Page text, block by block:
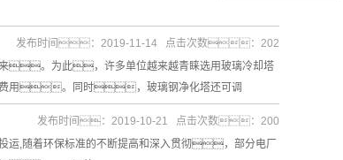
。为此，许多单位越来越青睐选用玻璃冷却塔
费用。同时，玻璃钢净化塔还可调
发布时间：2019-11-14 点击次数：202
运,随着环保标准的不断提高和深入贯彻，部分电厂
发布时间：2019-10-21 点击次数：200